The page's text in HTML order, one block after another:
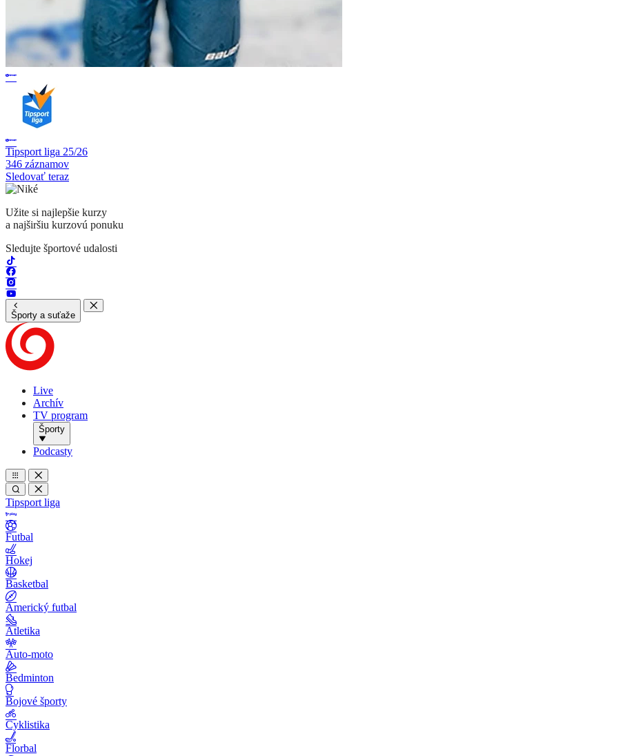
Tipsport liga 25/26
346 záznamov
Sledovať teraz
Užite si najlepšie kurzy
a najširšiu kurzovú ponuku
Sledujte športové udalosti
Športy a suťaže
Live
Archív
TV program
Športy
Podcasty
Tipsport liga
Futbal
Hokej
Basketbal
Americký futbal
Atletika
Auto-moto
Bedminton
Bojové športy
Cyklistika
Florbal